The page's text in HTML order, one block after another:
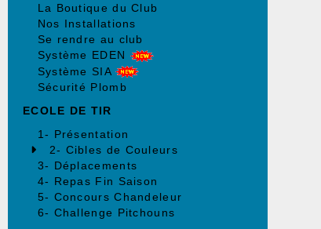
La Boutique du Club
Nos Installations
Se rendre au club
Système EDEN
Système SIA
Sécurité Plomb
ECOLE DE TIR
1- Présentation
2- Cibles de Couleurs
3- Déplacements
4- Repas Fin Saison
5- Concours Chandeleur
6- Challenge Pitchouns